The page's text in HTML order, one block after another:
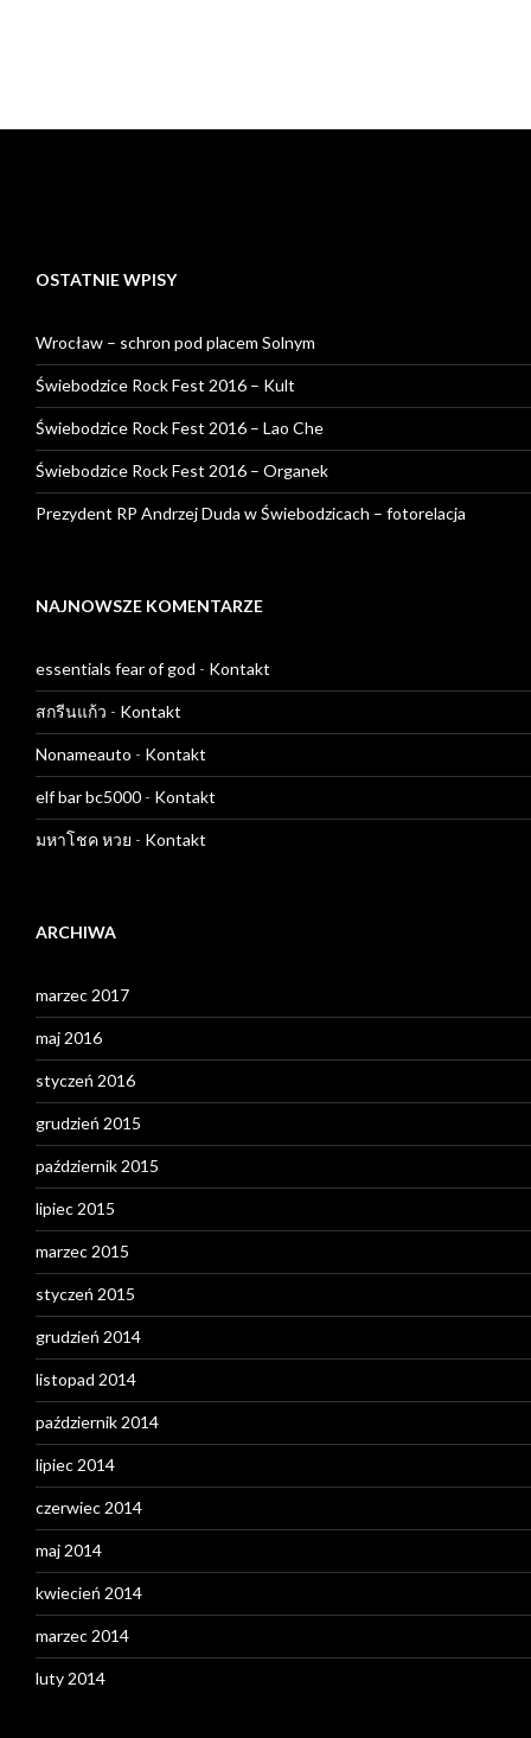
OSTATNIE WPISY
Wrocław – schron pod placem Solnym
Świebodzice Rock Fest 2016 – Kult
Świebodzice Rock Fest 2016 – Lao Che
Świebodzice Rock Fest 2016 – Organek
Prezydent RP Andrzej Duda w Świebodzicach – fotorelacja
NAJNOWSZE KOMENTARZE
essentials fear of god - Kontakt
สกรีนแก้ว - Kontakt
Nonameauto - Kontakt
elf bar bc5000 - Kontakt
มหาโชค หวย - Kontakt
ARCHIWA
marzec 2017
maj 2016
styczeń 2016
grudzień 2015
październik 2015
lipiec 2015
marzec 2015
styczeń 2015
grudzień 2014
listopad 2014
październik 2014
lipiec 2014
czerwiec 2014
maj 2014
kwiecień 2014
marzec 2014
luty 2014